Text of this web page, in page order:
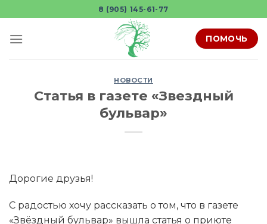
to
content
8 (905) 145-61-77
ПОМОЧЬ
НОВОСТИ
Статья в газете «Звездный
бульвар»
Дорогие друзья!
С радостью хочу рассказать о том, что в газете
«Звёздный бульвар» вышла статья о приюте